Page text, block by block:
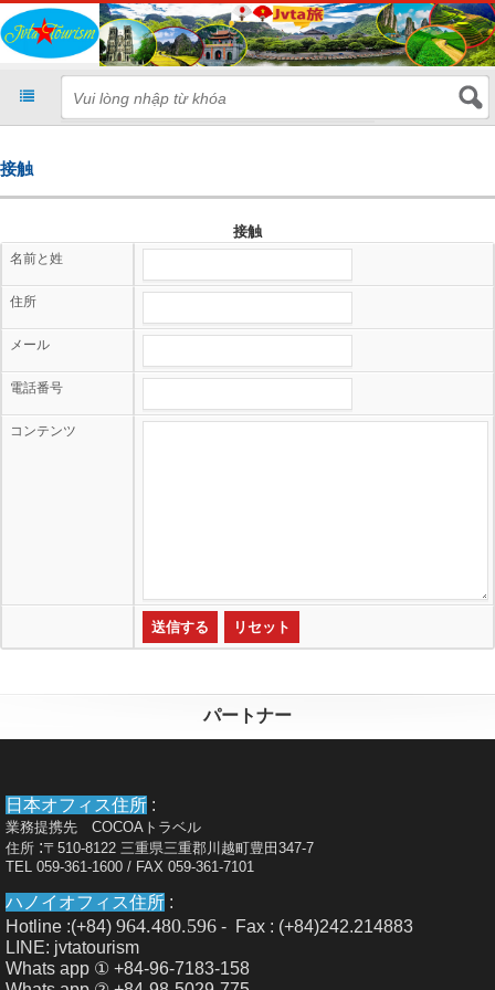
接触
接触
名前と姓
住所
メール
電話番号
コンテンツ
パートナー
日本オフィス住所 :
業務提携先 COCOAトラベル
住所 :〒510-8122 三重県三重郡川越町豊田347-7
TEL 059-361-1600 / FAX 059-361-7101
ハノイオフィス住所 :
Hotline :(+84) 964.480.596 - Fax : (+84)242.214883
LINE: jvtatourism
Whats app ① +84-96-7183-158